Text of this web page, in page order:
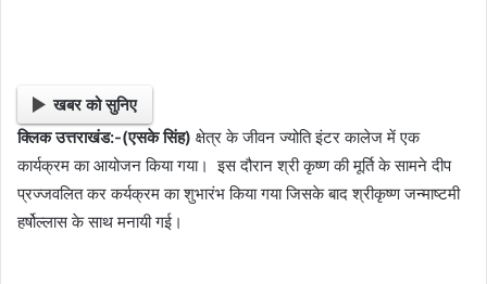
m
a
i
खबर को सुनिए
क्लिक उत्तराखंड:-(एसके सिंह) क्षेत्र के जीवन ज्योति इंटर कालेज में एक
कार्यक्रम का आयोजन किया गया। इस दौरान श्री कृष्ण की मूर्ति के सामने दीप
प्रज्जवलित कर कर्यक्रम का शुभारंभ किया गया जिसके बाद श्रीकृष्ण जन्माष्टमी
हर्षोल्लास के साथ मनायी गई।